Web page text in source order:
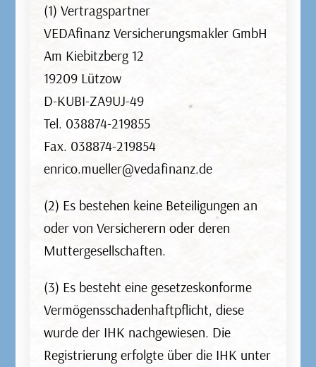
Krankenversicherung
Die Krankenversicherung ist obligatorisch in
medizinisch notwendige Behandlungen,
Arzneimittel und Krankenhausaufenthalte ab.
Es gibt sowohl gesetzliche
Krankenversicherungen als auch private
Krankenversicherungen.
Hausratversicherung
(1) Vertragspartner
VEDAfinanz Versicherungsmakler GmbH
Am Kiebitzberg 12
19209 Lützow
D-KUBI-ZA9UJ-49
Tel. 038874-219855
Fax. 038874-219854
enrico.mueller@vedafinanz.de
(2) Es bestehen keine Beteiligungen an
oder von Versicherern oder deren
Muttergesellschaften.
(3) Es besteht eine gesetzeskonforme
Vermögensschadenhaftpflicht, diese
wurde der IHK nachgewiesen. Die
Registrierung erfolgte über die IHK unter